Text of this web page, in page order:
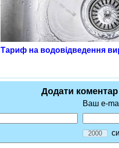
Тариф на водовідведення
Додати коментар
Ваш e-